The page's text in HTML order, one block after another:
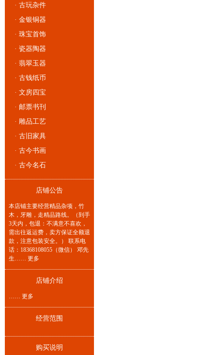
· 古玩杂件
· 金银铜器
· 珠宝首饰
· 瓷器陶器
· 翡翠玉器
· 古钱纸币
· 文房四宝
· 邮票书刊
· 雕品工艺
· 古旧家具
· 古今书画
· 古今名石
店铺公告
本店铺主要经营精品杂项，竹
木，牙雕，走精品路线。（到手
3天内，包退：不满意不喜欢，
需出往返运费，卖方保证全额退
款，注意包装安全。） 联系电
话：18368108055（微信） 邓先
生…… 更多
店铺介绍
…… 更多
经营范围
购买说明